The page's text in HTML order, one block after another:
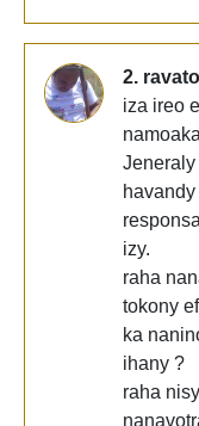
2.
iza ireo
Jeneraly
izy.
raha
tokony
ka
ihany ?
raha